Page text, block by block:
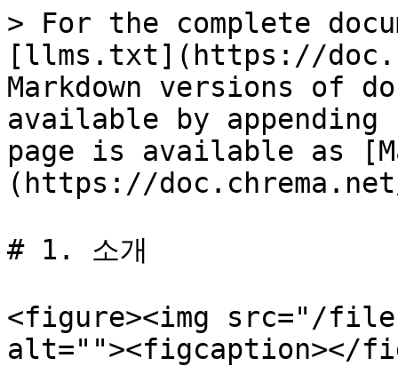
> For the complete
[llms.txt](https://
Markdown versions of
available by
page is available as
(https://
# 1. 소개
<figure><img src="/
alt=""><figcaption></